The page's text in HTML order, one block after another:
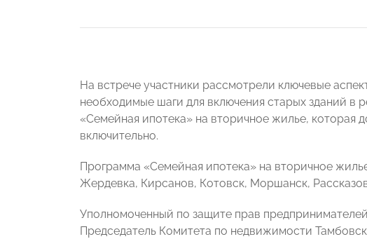
На встрече участники рассмотрели ключевые
необходимые шаги для включения старых зданий в
«Семейная ипотека» на вторичное жилье, которая
включительно.
Программа «Семейная ипотека» на вторичное
Жердевка, Кирсанов, Котовск, Моршанск,
Уполномоченный по защите прав
Председатель Комитета по недвижимости